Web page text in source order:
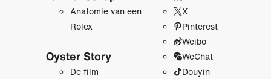
Anatomie van een
Rolex
Oyster Story
De film
X
Pinterest
Weibo
WeChat
Douyin